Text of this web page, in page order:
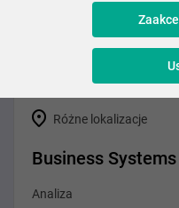
Różne lokalizacje
Business
Analiza